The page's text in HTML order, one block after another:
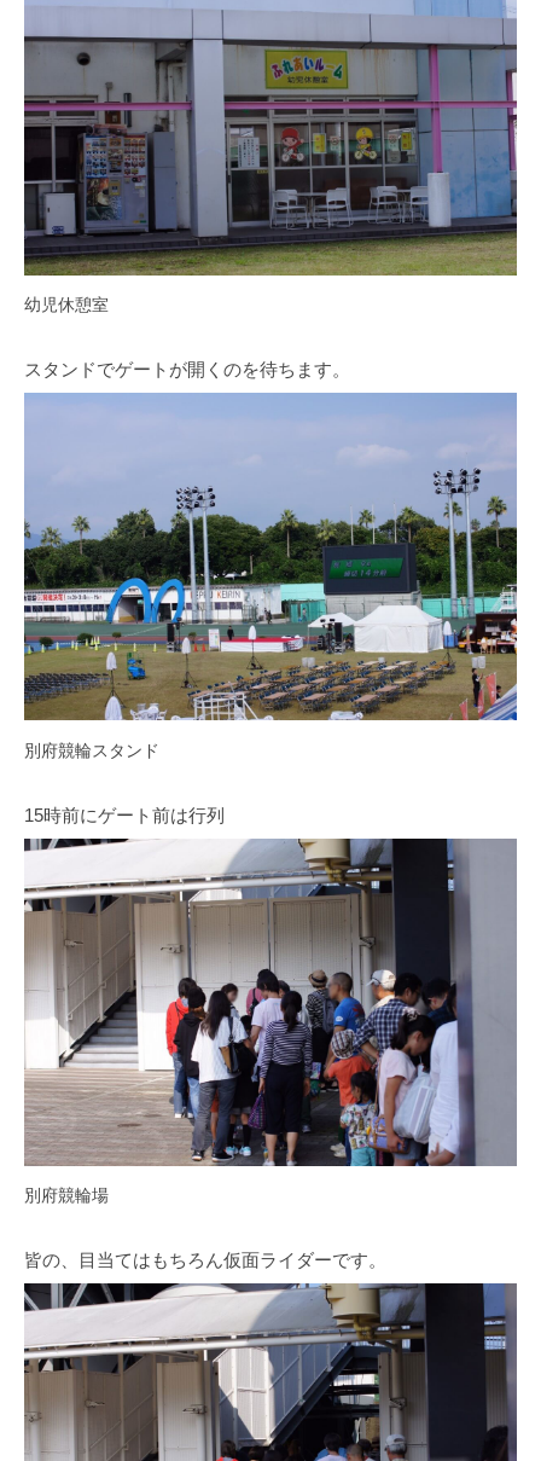
幼児休憩室
スタンドでゲートが開くのを待ちます。
別府競輪スタンド
15時前にゲート前は行列
別府競輪場
皆の、目当てはもちろん仮面ライダーです。